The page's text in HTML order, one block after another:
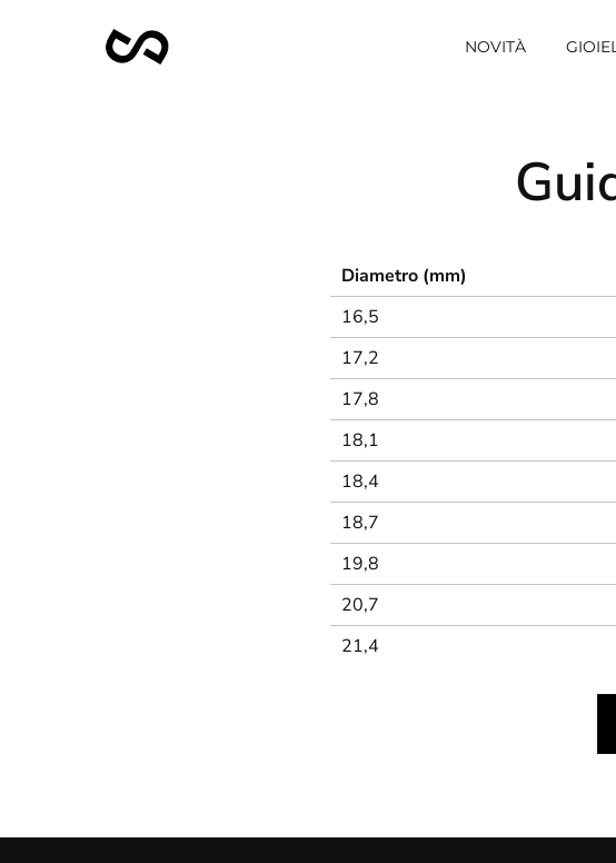
NOVITÀ
Diametro (mm)
16,5
17,2
17,8
18,1
18,4
18,7
19,8
20,7
21,4